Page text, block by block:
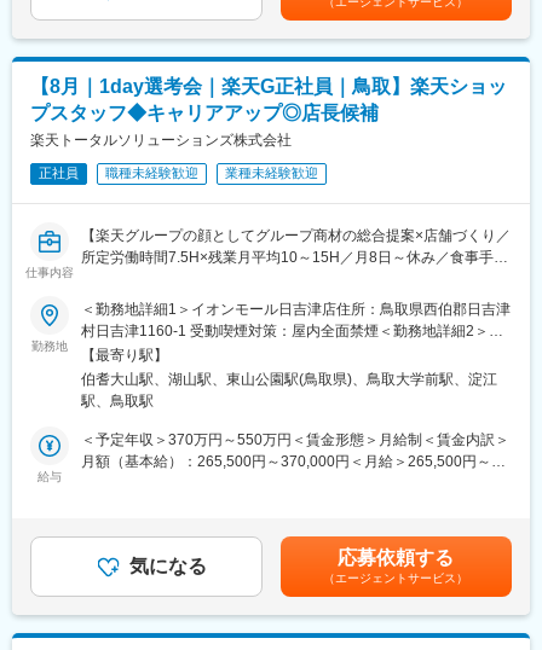
もあり、長期的にキャリア形成ができます。まずは入社後1年で店
長昇格を目指していただきます。
■組織構成：
1店舗あたり店長1名、スタッフ5～15名で運営。チームワークを
重視し、相談しやすく協力し合える職場環境です。
■当社について：
レーション管理、システム・インフラ整備までを一括して提供し
ています。
変更の範囲：会社の定める業務
ん」の認定を受けています。（鳥取県内の建設コンサルタントで
■当社について：
◇県内をリードする建設コンサルタント会社として官公庁や地域
住民より高い信頼を獲得しています。
変身近に感じることができます。
◇官公庁案件を主に行っており、公共性の高い業務となります。
◇資格取得については費用面はもちろん社内勉強会などバックア
ップ体制があり、各種研修機会の提供など、技術者を会社全体で
変更の範囲：会社の定める業務
は固定手当を含めた表記です。
【8月｜1day選考会｜楽天G正社員｜鳥取】楽天ショッ
プスタッフ◆キャリアアップ◎店長候補
楽天トータルソリューションズ株式会社
正社員 職種未経験歓迎 業種未経験歓迎
仕事内容
【楽天グループの顔としてグループ商材の総合提案×店舗づくり／
所定労働時間7.5H×残業月平均10～15H／月8日～休み／食事手当
楽天モバイルショップに来店されるお客様へ、スマートフォン・
料金プラン・楽天カード・楽天市場・楽天ポイントなど、楽天経
済圏の幅広いサービスを総合的にご提案します。単なる携帯販売
ではなく、楽天グループ唯一の対面チャネルとして、お客様の生
活をより豊かにするトータルサポートを行うポジションです。
【今回の選考会の特徴】
・最短1日で内々定も可能！
・Web開催のため、全国どこからでも参加可能
【選考会の概要】
・形式： Web開催（事前に企業セミナー動画をご視聴いただきま
す）
勤務地
＜勤務地詳細1＞イオンモール日吉津店住所：鳥取県西伯郡日吉津
村日吉津1160-1 受動喫煙対策：屋内全面禁煙＜勤務地詳細2＞イ
オンモール鳥取北店住所：鳥取県鳥取市晩稲348 受動喫煙対策：
屋内全面禁煙変更の範囲：会社の定める事業所
【最寄り駅】
伯耆大山駅、湖山駅、東山公園駅(鳥取県)、鳥取大学前駅、淀江
駅、鳥取駅
給与
＜予定年収＞370万円～550万円＜賃金形態＞月給制＜賃金内訳＞
月額（基本給）：265,500円～370,000円＜月給＞265,500円～
ます。月給(月額)は固定手当を含めた表記です。
気になる 応募依頼する
（エージェントサービス）